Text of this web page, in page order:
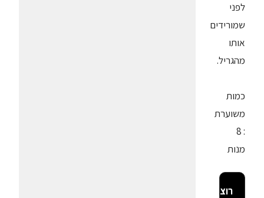
לפני
שמורידים
אותו
מהגריל.
כמות
משוערת
: 8
מנות
רוצה